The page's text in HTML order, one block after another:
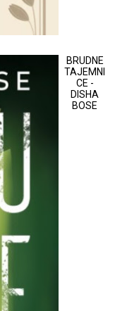
BRUDNE
TAJEMNI
CE -
DISHA
BOSE